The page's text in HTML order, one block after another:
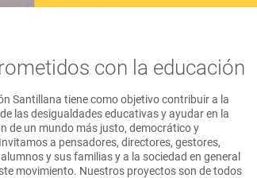
con la educación
Santillana tiene como objetivo contribuir a la
las desigualdades educativas y ayudar en la
de un mundo más justo, democrático y
a pensadores, directores, gestores,
y sus familias y a la sociedad en general
movimiento. Nuestros proyectos son de todos